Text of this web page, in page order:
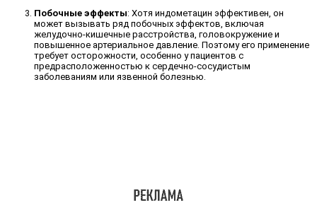
Побочные эффекты: Хотя индометацин эффективен, он
может вызывать ряд побочных эффектов, включая
желудочно-кишечные расстройства, головокружение и
повышенное артериальное давление. Поэтому его применение
требует осторожности, особенно у пациентов с
предрасположенностью к сердечно-сосудистым
заболеваниям или язвенной болезнью.